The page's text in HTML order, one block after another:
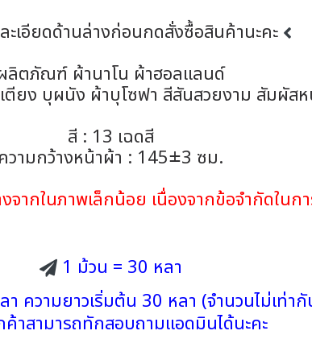
ะเอียดด้านล่างก่อนกดสั่งซื้อสินค้านะคะ
ลิตภัณฑ์ ผ้านาโน ผ้าฮอลแลนด์
ตียง บุผนัง ผ้าบุโซฟา สีสันสวยงาม สัมผัส
สี : 13 เฉดสี
ความกว้างหน้าผ้า : 145±3 ซม.
ากในภาพเล็กน้อย เนื่องจากข้อจำกัดใน
1 ม้วน = 30 หลา
ความยาวเริ่มต้น 30 หลา (จำนวนไม่เท่า
าสามารถทักสอบถามแอดมินได้นะคะ